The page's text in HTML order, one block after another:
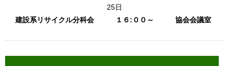
25日
建設系リサイクル分科会 １６:００～ 協会会議室